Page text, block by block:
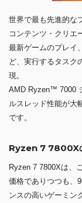
世界で最も先進的な
コンテンツ・クリエ
最新ゲームのプレイ
ど、実行するタスク
現。
AMD Ryzen™ 7000
ルスレッド性能が大
です。
Ryzen 7 7800X
Ryzen 7 7800Xは、
価格でありつつも、
ンスの高いゲーミン